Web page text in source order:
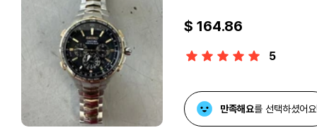
$ 164.86
5
만족해요를 선택하셨어